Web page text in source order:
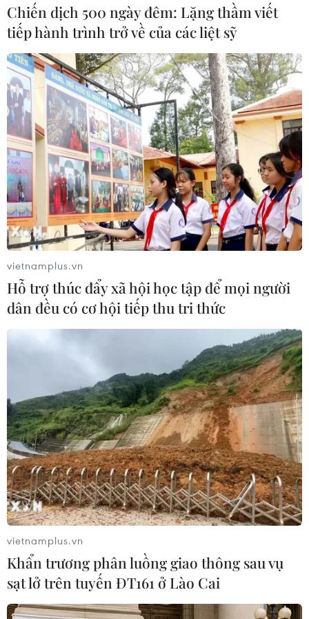
Chiến dịch 500 ngày đêm: Lặng thầm viết
tiếp hành trình trở về của các liệt sỹ
vietnamplus.vn
Hỗ trợ thúc đẩy xã hội học tập để mọi người
dân đều có cơ hội tiếp thu tri thức
vietnamplus.vn
Khẩn trương phân luồng giao thông sau vụ
sạt lở trên tuyến ĐT161 ở Lào Cai